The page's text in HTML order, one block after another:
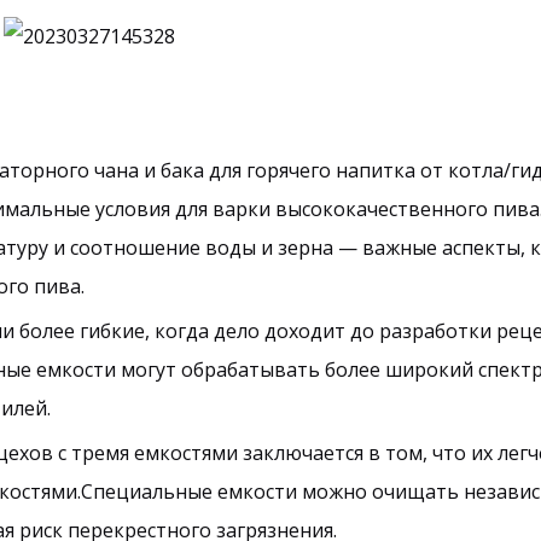
чана и бака для горячего напитка от котла/
условия для варки высококачественного
и соотношение воды и зерна — важные аспекты,
пива.
более гибкие, когда дело доходит до разработки
емкости могут обрабатывать более широкий
с тремя емкостями заключается в том, что их
емкости можно очищать
перекрестного загрязнения.